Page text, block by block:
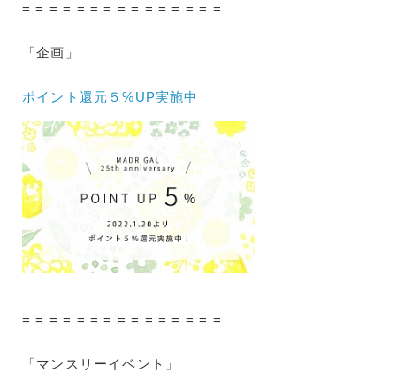
= = = = = = = = = = = = = = =
「企画」
ポイント還元５%UP実施中
= = = = = = = = = = = = = = =
「マンスリーイベント」